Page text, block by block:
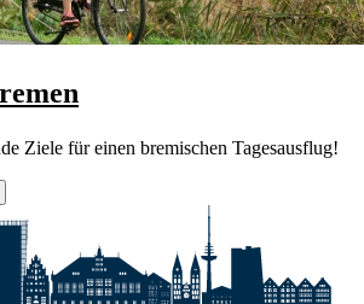
Ziele für einen bremischen Tagesausflug!